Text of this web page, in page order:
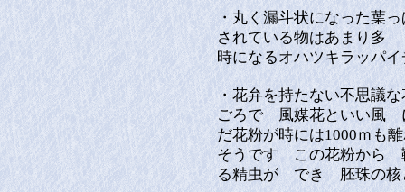
・丸く漏斗状になった葉
されている物はあまり多
時になるオハツキラッパ
・花弁を持たない不思議
ごろで 風媒花といい風
だ花粉が時には1000ｍも
そうです この花粉から
る精虫が でき 胚珠の核